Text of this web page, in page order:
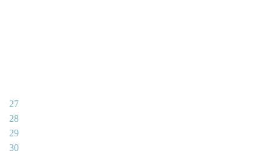
27
28
29
30